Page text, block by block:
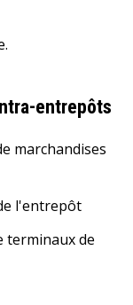
entrepôts
marchandises
l'entrepôt
terminaux de